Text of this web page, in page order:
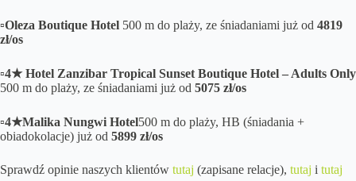
▫️Oleza Boutique Hotel 500 m do plaży, ze śniadaniami już od 4819
zł/os
▫️4★ Hotel Zanzibar Tropical Sunset Boutique Hotel – Adults Only
500 m do plaży, ze śniadaniami już od 5075 zł/os
▫️4★Malika Nungwi Hotel500 m do plaży, HB (śniadania +
obiadokolacje) już od 5899 zł/os
Sprawdź opinie naszych klientów tutaj (zapisane relacje), tutaj i tutaj